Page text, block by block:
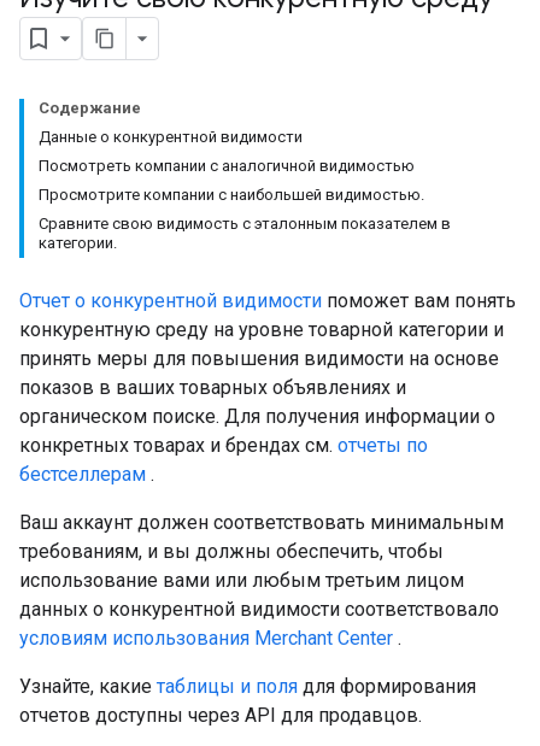
Содержание
Данные о конкурентной видимости
Посмотреть компании с аналогичной видимостью
Просмотрите компании с наибольшей видимостью.
Сравните свою видимость с эталонным показателем в
категории.
Отчет о конкурентной видимости поможет вам понять
конкурентную среду на уровне товарной категории и
принять меры для повышения видимости на основе
показов в ваших товарных объявлениях и
органическом поиске. Для получения информации о
конкретных товарах и брендах см. отчеты по
бестселлерам .
Ваш аккаунт должен соответствовать минимальным
требованиям, и вы должны обеспечить, чтобы
использование вами или любым третьим лицом
данных о конкурентной видимости соответствовало
условиям использования Merchant Center .
Узнайте, какие таблицы и поля для формирования
отчетов доступны через API для продавцов.